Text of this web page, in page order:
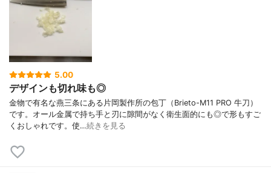
5.00
デザインも切れ味も◎
金物で有名な燕三条にある片岡製作所の包丁（Brieto-M11 PRO 牛刀）
です。オール金属で持ち手と刃に隙間がなく衛生面的にも◎で形もすご
くおしゃれです。使…続きを見る